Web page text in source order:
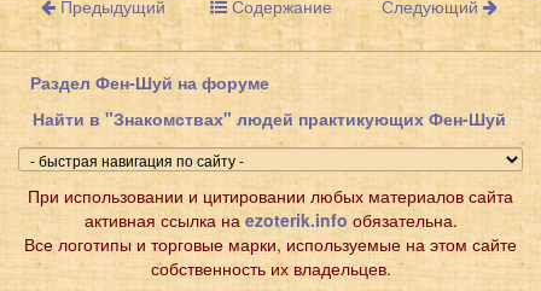
Предыдущий
Содержание Следующий
Раздел Фен-Шуй на форуме
Найти в "Знакомствах" людей практикующих Фен-Шуй
При использовании и цитировании любых материалов сайта
активная ссылка на ezoterik.info обязательна.
Все логотипы и торговые марки, используемые на этом сайте
собственность их владельцев.